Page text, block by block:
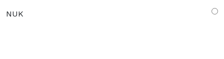
NUK